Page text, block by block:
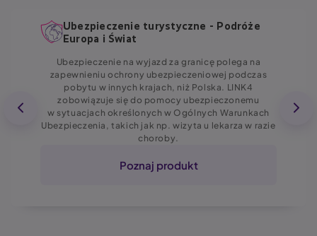
Ubezpieczenie turystyczne - Podróże
Europa i Świat
Ubezpieczenie na wyjazd za granicę polega na
zapewnieniu ochrony ubezpieczeniowej podczas
pobytu w innych krajach, niż Polska. LINK4
zobowiązuje się do pomocy ubezpieczonemu
w sytuacjach określonych w Ogólnych Warunkach
Ubezpieczenia, takich jak np. wizyta u lekarza w razie
choroby.
Poznaj produkt